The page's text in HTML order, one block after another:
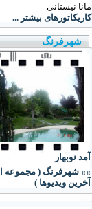
مانا نیستانی
کاریکاتورهای بیشتر ...
شهرفرنگ
آمد نوبهار
»» شهرفرنگ ( مجموعه
آخرین ویدیوها )